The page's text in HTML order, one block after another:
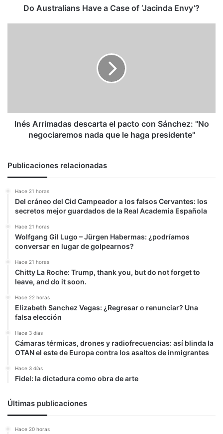
Do Australians Have a Case of ‘Jacinda Envy’?
negociaremos
nada
presidente"
Inés Arrimadas descarta el pacto con Sánchez: "No
negociaremos nada que le haga presidente"
Publicaciones relacionadas
Hace 21 horas
Del cráneo del Cid Campeador a los falsos Cervantes: los
secretos mejor guardados de la Real Academia Española
Hace 21 horas
Wolfgang Gil Lugo – Jürgen Habermas: ¿podríamos
conversar en lugar de golpearnos?
Hace 21 horas
Chitty La Roche: Trump, thank you, but do not forget to
leave, and do it soon.
Hace 22 horas
Elizabeth Sanchez Vegas: ¿Regresar o renunciar? Una
falsa elección
Hace 3 días
Cámaras térmicas, drones y radiofrecuencias: así blinda la
OTAN el este de Europa contra los asaltos de inmigrantes
Hace 3 días
Fidel: la dictadura como obra de arte
Últimas publicaciones
Hace 20 horas